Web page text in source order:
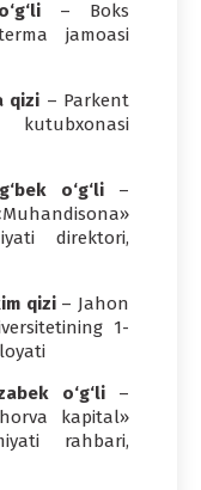
– Boks
jamoasi
qizi – Parkent
kutubxonasi
o‘g‘li–
direktori,
qizi– Jahon
1-
o‘g‘li–
kapital»
rahbari,